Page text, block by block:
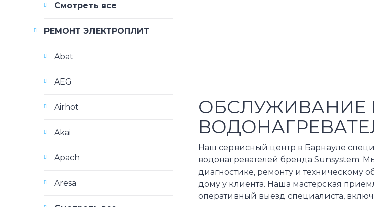
ОБСЛУЖИВАНИЕ
Наш сервисный центр в Барнауле
водонагревателей бренда Sunsystem.
диагностике, ремонту и техническому
дому у клиента. Наша мастерская
оперативный выезд специалиста,
Смотреть все
РЕМОНТ ЭЛЕКТРОПЛИТ
Abat
AEG
Airhot
Akai
Apach
Aresa